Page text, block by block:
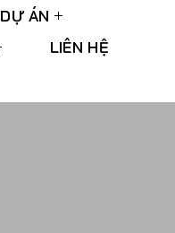
DỰ ÁN
LIÊN HỆ